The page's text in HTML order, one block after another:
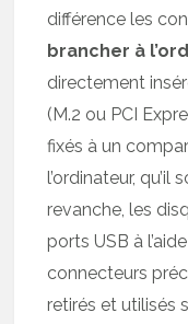
différence les
brancher à
directement
(M.2 ou PCI
fixés à un
l’ordinateur, qu’il
revanche, les
ports USB à
connecteurs
retirés et utilisés